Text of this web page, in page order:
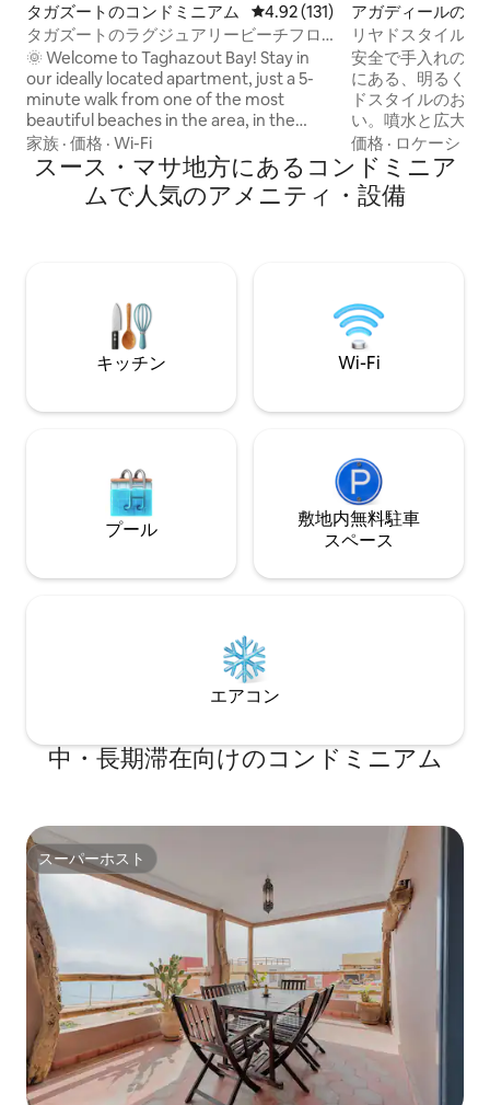
タガズートのコンドミニアム レビュー131件、5つ星中4.92つ
4.92 (131)
タガズートのラグジュアリービーチフロ
ント | プール | サーフィン | ゴルフ
🌞 Welcome to Taghazout Bay! Stay in
our ideally located apartment, just a 5-
minute walk from one of the most
beautiful beaches in the area, in the
closest residence to the sea and steps
away from the best surf spots. In the
heart of Taghazout Bay, enjoy a perfect
setting between ocean, sunshine and
sought-after stays in the area.
家族 · 価格 · Wi-Fi
アガディールのコ
アム
リヤドスタイルの
中心部 - 高速ファ
安全で手入れの行
にある、明るく清
ドスタイルのお
い。噴水と広大な
ベートテラス ✨ 特長 • 都心部 • 近くに店
舗、タクシー、バ
ビーチ • 徒歩10分
ーは敷地内に居住 • ✨ サービス • タク
のお友達グループ
価格 · ロケーショ
スース・マサ地方にあるコンドミニア
ムで人気のアメニティ・設備
キッチン Wi-Fi
プール
敷地内無料駐⁠車
ス⁠ペ⁠ー⁠ス
エアコン
中・長期滞在向けのコンドミニアム
スーパーホスト
スーパーホスト